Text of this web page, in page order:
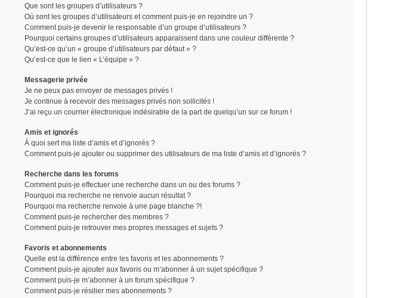
Que sont les groupes d’utilisateurs ?
Où sont les groupes d’utilisateurs et comment puis-je en rejoindre un ?
Comment puis-je devenir le responsable d’un groupe d’utilisateurs ?
Pourquoi certains groupes d’utilisateurs apparaissent dans une couleur différente ?
Qu’est-ce qu’un « groupe d’utilisateurs par défaut » ?
Qu’est-ce que le lien « L’équipe » ?
Messagerie privée
Je ne peux pas envoyer de messages privés !
Je continue à recevoir des messages privés non sollicités !
J’ai reçu un courrier électronique indésirable de la part de quelqu’un sur ce forum !
Amis et ignorés
À quoi sert ma liste d’amis et d’ignorés ?
Comment puis-je ajouter ou supprimer des utilisateurs de ma liste d’amis et d’ignorés ?
Recherche dans les forums
Comment puis-je effectuer une recherche dans un ou des forums ?
Pourquoi ma recherche ne renvoie aucun résultat ?
Pourquoi ma recherche renvoie à une page blanche ?!
Comment puis-je rechercher des membres ?
Comment puis-je retrouver mes propres messages et sujets ?
Favoris et abonnements
Quelle est la différence entre les favoris et les abonnements ?
Comment puis-je ajouter aux favoris ou m’abonner à un sujet spécifique ?
Comment puis-je m’abonner à un forum spécifique ?
Comment puis-je résilier mes abonnements ?